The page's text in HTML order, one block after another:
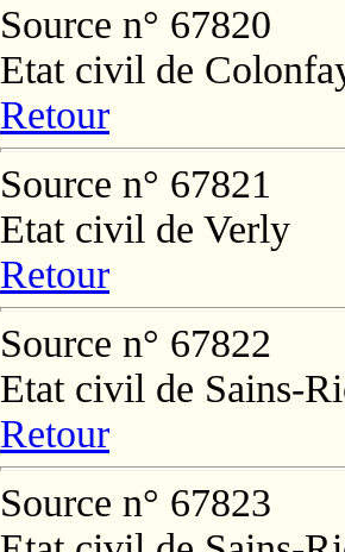
Source n° 67820
Etat civil de
Retour
Source n° 67821
Etat civil de Verly
Retour
Source n° 67822
Etat civil de Sains-
Retour
Source n° 67823